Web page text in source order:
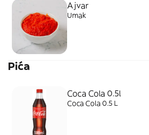
Ajvar
Umak
Pića
Coca Cola 0.5l
Coca Cola 0.5 L